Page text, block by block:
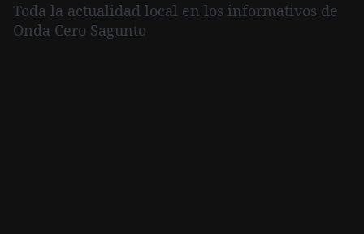
Toda la actualidad local en los informativos de
Onda Cero Sagunto